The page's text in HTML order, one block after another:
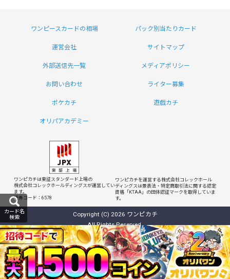
ワンピースカードの相場 パック別当たりカード
運営会社 サイトマップ
外部送信先一覧 メディアポリシー
お問い合わせ ライター募集
ポケカチ 遊戯カチ
オリパアカデミー
ワンピカチは東証スタンダード上場の
株式会社コレックホールディングスが運営してい
ます。
証券コード：6578
ワンピカチを運営する株式会社コレックホール
ディングスは景表法・特定商取引法に関する認定
資格「KTAA」の団体認証マークを取得していま
す。
Copyright (C) 2026 ワンピカチ
All Rights Reserved.
カード名
検索